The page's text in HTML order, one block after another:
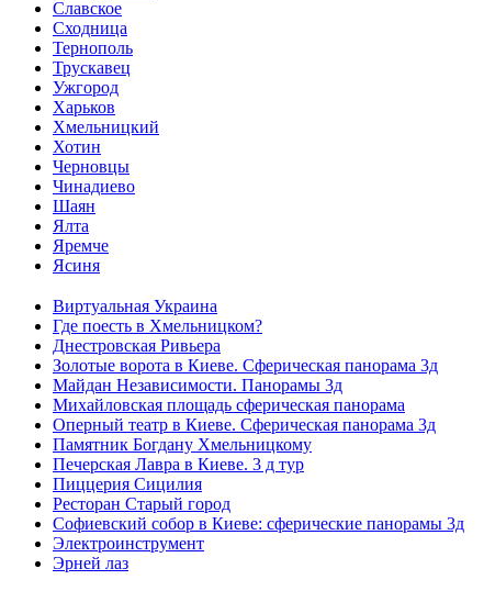
Славское
Сходница
Тернополь
Трускавец
Ужгород
Харьков
Хмельницкий
Хотин
Черновцы
Чинадиево
Шаян
Ялта
Яремче
Ясиня
Виртуальная Украина
Где поесть в Хмельницком?
Днестровская Ривьера
Золотые ворота в Киеве. Сферическая панорама 3д
Майдан Независимости. Панорамы 3д
Михайловская площадь сферическая панорама
Оперный театр в Киеве. Сферическая панорама 3д
Памятник Богдану Хмельницкому
Печерская Лавра в Киеве. 3 д тур
Пиццерия Сицилия
Ресторан Старый город
Софиевский собор в Киеве: сферические панорамы 3д
Электроинструмент
Эрней лаз